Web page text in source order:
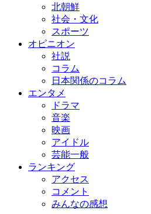
北朝鮮
社会・文化
スポーツ
オピニオン
社説
コラム
日本関係のコラム
エンタメ
ドラマ
音楽
映画
アイドル
芸能一般
ランキング
アクセス
コメント
みんなの感想